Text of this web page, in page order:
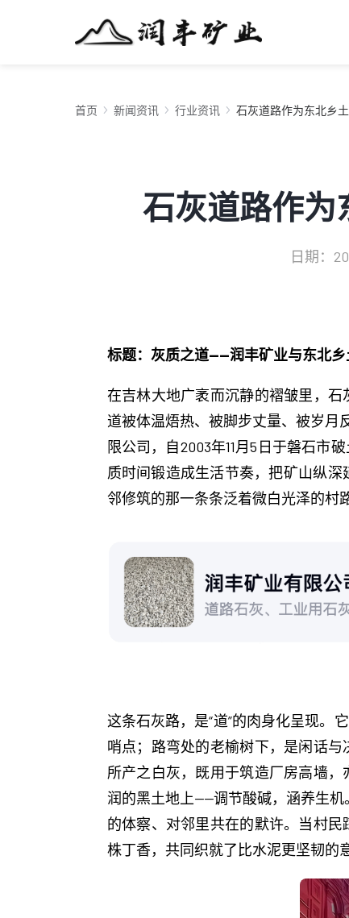
首页 新闻资讯 行业资讯 石灰道路作为东北乡
石灰道路作为
日期：
标题：灰质之道——润丰矿业与东北
在吉林大地广袤而沉静的褶皱里，
道被体温焐热、被脚步丈量、被岁月
限公司，自2003年11月5日于磐石市
质时间锻造成生活节奏，把矿山纵
邻修筑的那一条条泛着微白光泽的村
这条石灰路，是“道”的肉身化呈现。
哨点；路弯处的老榆树下，是闲话
所产之白灰，既用于筑造厂房高墙
润的黑土地上——调节酸碱，涵养生机
的体察、对邻里共在的默许。当村
株丁香，共同织就了比水泥更坚韧的